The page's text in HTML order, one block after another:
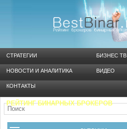
СТРАТЕГИИ БИЗНЕС ТВ
НОВОСТИ И АНАЛИТИКА ВИДЕО
КОНТАКТЫ
РЕЙТИНГ БИНАРНЫХ БРОКЕРОВ